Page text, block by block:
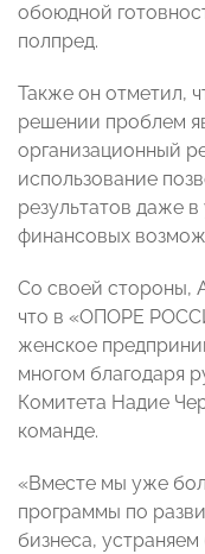
обоюдной
полпред.
Также он отметил,
решении проблем
организационный
использование
результатов даже
финансовых
Со своей стороны,
что в «ОПОРЕ
женское
многом благодаря
Комитета Надие
команде.
«Вместе мы уже
программы по
бизнеса,